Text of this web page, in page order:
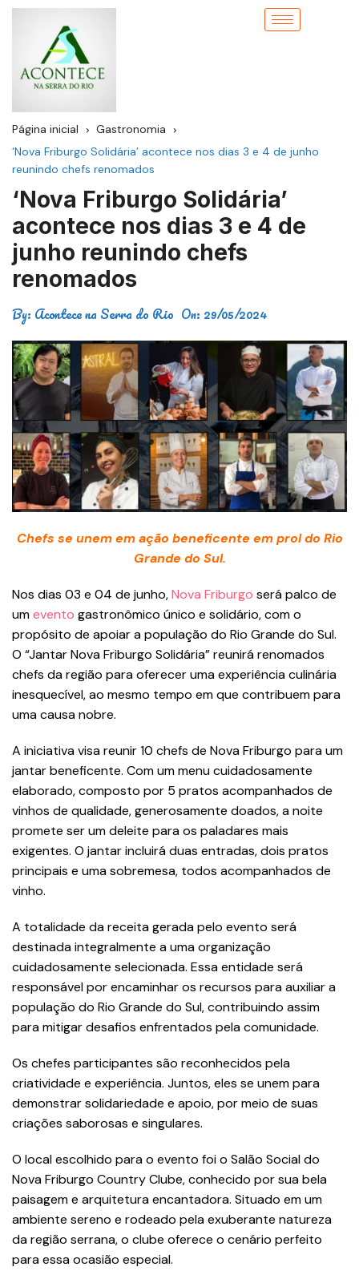
Página inicial
Gastronomia
‘Nova Friburgo Solidária’ acontece nos dias 3 e 4 de junho
reunindo chefs renomados
‘Nova Friburgo Solidária’
acontece nos dias 3 e 4 de
junho reunindo chefs
renomados
By: Acontece na Serra do Rio On: 29/05/2024
Chefs se unem em ação beneficente em prol do Rio
Grande do Sul.
Nos dias 03 e 04 de junho,Nova Friburgo será palco de
umevento gastronômico único e solidário, com o
propósito de apoiar a população do Rio Grande do Sul.
O “Jantar Nova Friburgo Solidária” reunirá renomados
chefs da região para oferecer uma experiência culinária
inesquecível, ao mesmo tempo em que contribuem para
uma causa nobre.
A iniciativa visa reunir 10 chefs de Nova Friburgo para um
jantar beneficente. Com um menu cuidadosamente
elaborado, composto por 5 pratos acompanhados de
vinhos de qualidade, generosamente doados, a noite
promete ser um deleite para os paladares mais
exigentes. O jantar incluirá duas entradas, dois pratos
principais e uma sobremesa, todos acompanhados de
vinho.
A totalidade da receita gerada pelo evento será
destinada integralmente a uma organização
cuidadosamente selecionada. Essa entidade será
responsável por encaminhar os recursos para auxiliar a
população do Rio Grande do Sul, contribuindo assim
para mitigar desafios enfrentados pela comunidade.
Os chefes participantes são reconhecidos pela
criatividade e experiência. Juntos, eles se unem para
demonstrar solidariedade e apoio, por meio de suas
criações saborosas e singulares.
O local escolhido para o evento foi o Salão Social do
Nova Friburgo Country Clube, conhecido por sua bela
paisagem e arquitetura encantadora. Situado em um
ambiente sereno e rodeado pela exuberante natureza
da região serrana, o clube oferece o cenário perfeito
para essa ocasião especial.